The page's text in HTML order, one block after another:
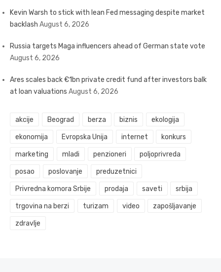
Kevin Warsh to stick with lean Fed messaging despite market
backlash August 6, 2026
Russia targets Maga influencers ahead of German state vote
August 6, 2026
Ares scales back €1bn private credit fund after investors balk
at loan valuations August 6, 2026
akcije Beograd berza biznis ekologija
ekonomija Evropska Unija internet konkurs
marketing mladi penzioneri poljoprivreda
posao poslovanje preduzetnici
Privredna komora Srbije prodaja saveti srbija
trgovina na berzi turizam video zapošljavanje
zdravlje